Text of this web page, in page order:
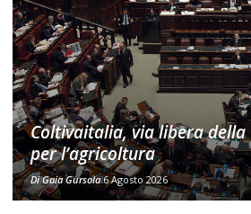
Coltivaitalia, via libera
per l’agricoltura
DiGaia Gursola 6 Agosto 2026